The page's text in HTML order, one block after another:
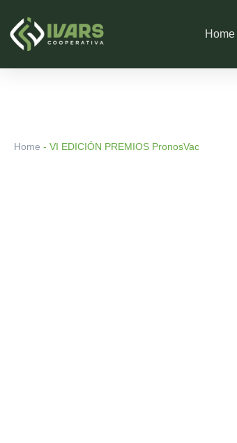
content
Home
Home - VI EDICIÓN PREMIOS PronosVac